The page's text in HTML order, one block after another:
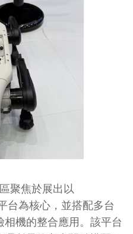
區聚焦於展出以
台為核心，並搭配多台
相機的整合應用。該平台